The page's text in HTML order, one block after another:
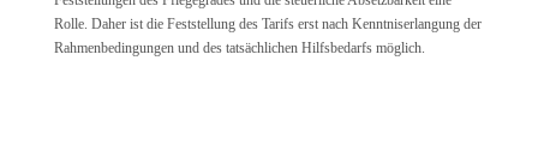
Rolle. Daher ist die Feststellung des Tarifs erst nach Kenntniserlangung der
Rahmenbedingungen und des tatsächlichen Hilfsbedarfs möglich.